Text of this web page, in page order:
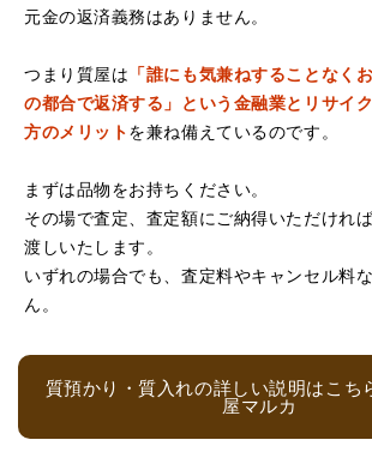
（京都府亀岡市）他店舗にも行きましたが
まりお売りしたくないと思ったので、やめ
は電話対応からも誠実な印象でしたので、
しようと思っておりました。この度はあり
す。
元金の返済義務はありません。
つまり質屋は 「誰にも気兼ねすることなく
の都合で返済する」という金融業とリサイ
方のメリットを兼ね備えているのです。
まずは品物をお持ちください。
その場で査定、査定額にご納得いただけれ
渡しいたします。
いずれの場合でも、査定料やキャンセル料
ん。
質預かり・質入れの詳しい説明はこち
屋マルカ